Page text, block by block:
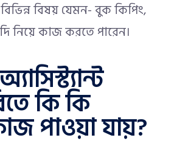
বিষয় যেমন- বুক কিপিং,
নিয়ে কাজ করতে পারেন।
কি কি
পাওয়া যায়?